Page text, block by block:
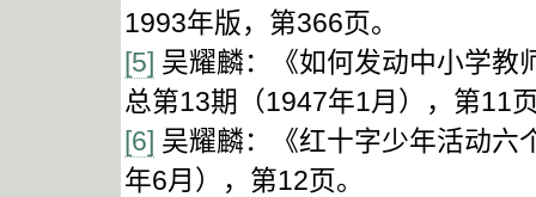
1993年版，第366页。
[5] 吴耀麟：《如何发动中小学教
总第13期（1947年1月），第11
[6] 吴耀麟：《红十字少年活动六
年6月），第12页。